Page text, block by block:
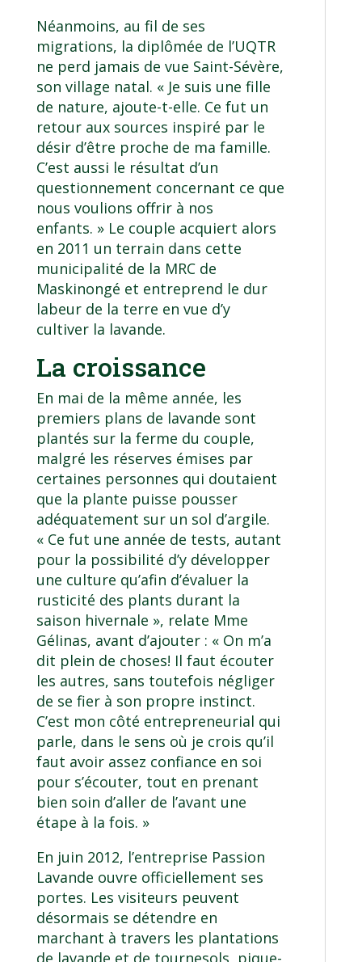
Néanmoins, au fil de ses
migrations, la diplômée de l’UQTR
ne perd jamais de vue Saint-Sévère,
son village natal. « Je suis une fille
de nature, ajoute-t-elle. Ce fut un
retour aux sources inspiré par le
désir d’être proche de ma famille.
C’est aussi le résultat d’un
questionnement concernant ce que
nous voulions offrir à nos
enfants. » Le couple acquiert alors
en 2011 un terrain dans cette
municipalité de la MRC de
Maskinongé et entreprend le dur
labeur de la terre en vue d’y
cultiver la lavande.
La croissance
En mai de la même année, les
premiers plans de lavande sont
plantés sur la ferme du couple,
malgré les réserves émises par
certaines personnes qui doutaient
que la plante puisse pousser
adéquatement sur un sol d’argile.
« Ce fut une année de tests, autant
pour la possibilité d’y développer
une culture qu’afin d’évaluer la
rusticité des plants durant la
saison hivernale », relate Mme
Gélinas, avant d’ajouter : « On m’a
dit plein de choses! Il faut écouter
les autres, sans toutefois négliger
de se fier à son propre instinct.
C’est mon côté entrepreneurial qui
parle, dans le sens où je crois qu’il
faut avoir assez confiance en soi
pour s’écouter, tout en prenant
bien soin d’aller de l’avant une
étape à la fois. »
En juin 2012, l’entreprise Passion
Lavande ouvre officiellement ses
portes. Les visiteurs peuvent
désormais se détendre en
marchant à travers les plantations
de lavande et de tournesols, pique-